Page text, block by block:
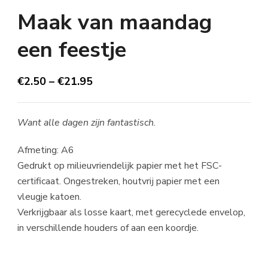
Maak van maandag
een feestje
€2.50 – €21.95
Want alle dagen zijn fantastisch.
Afmeting: A6
Gedrukt op milieuvriendelijk papier met het FSC-
certificaat. Ongestreken, houtvrij papier met een
vleugje katoen.
Verkrijgbaar als losse kaart, met gerecyclede envelop,
in verschillende houders of aan een koordje.